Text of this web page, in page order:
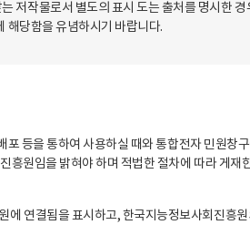
저작물로서 별도의 표시 도는 출처를 명시한
해당함을 유념하시기 바랍니다.
등을 통하여 사용하실 때와 통합전자 민원
원임을 밝혀야 하며 적법한 절차에 따라 게
연결됨을 표시하고, 한국지능정보사회진흥